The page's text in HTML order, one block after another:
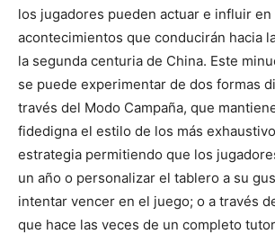
los jugadores pueden actuar e influir
acontecimientos que conducirán hacia
la segunda centuria de China. Este
se puede experimentar de dos formas
través del Modo Campaña, que
fidedigna el estilo de los más
estrategia permitiendo que los
un año o personalizar el tablero a su
intentar vencer en el juego; o a través
que hace las veces de un completo